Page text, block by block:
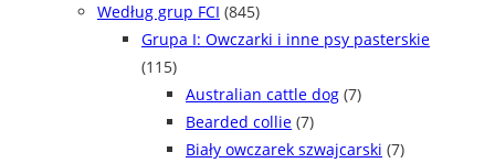
Według grup FCI (845)
Grupa I: Owczarki i inne psy pasterskie
(115)
Australian cattle dog (7)
Bearded collie (7)
Biały owczarek szwajcarski (7)